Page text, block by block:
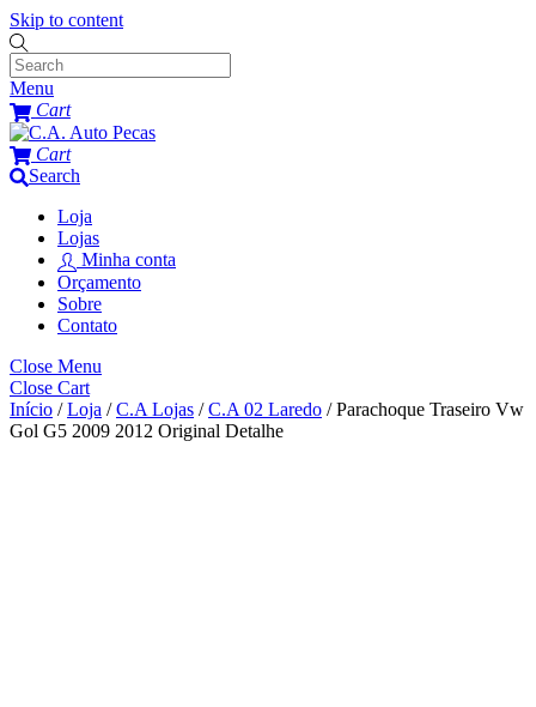
Skip to content
Menu
Cart
Cart
Search
Loja
Lojas
Minha conta
Orçamento
Sobre
Contato
Close Menu
Close Cart
Início /Loja /C.A Lojas /C.A 02 Laredo / Parachoque Traseiro Vw
Gol G5 2009 2012 Original Detalhe